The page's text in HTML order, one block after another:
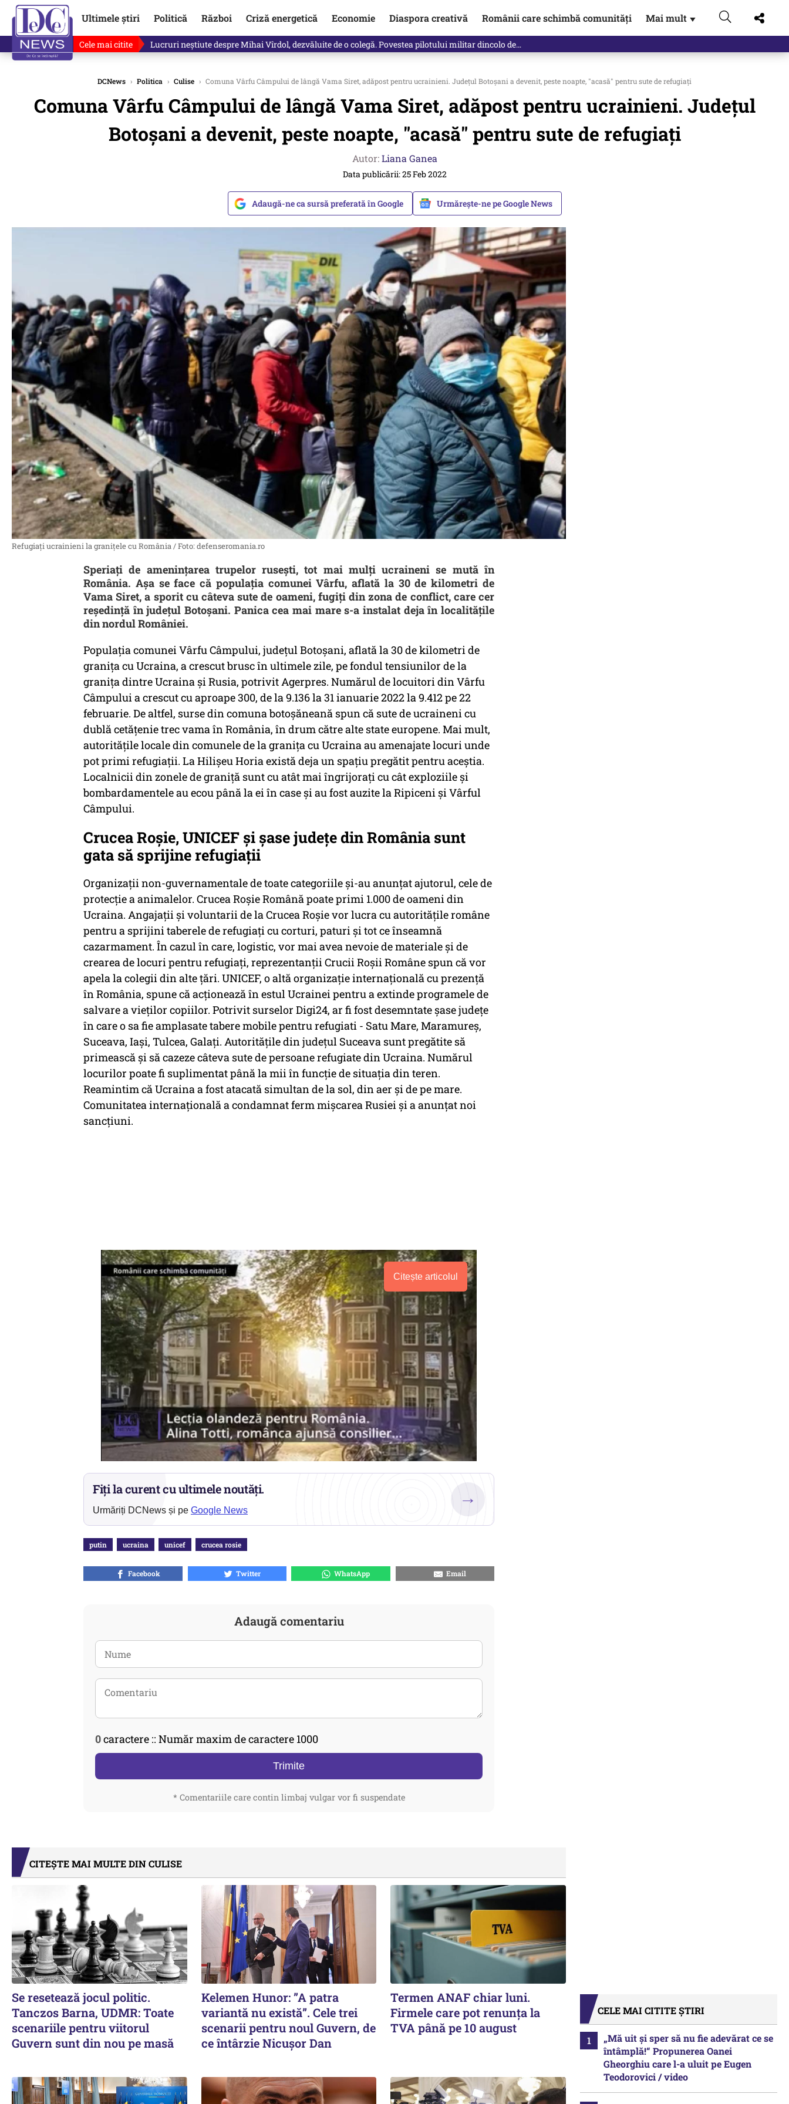
Ultimele știri Politică Război Criză energetică Economie Diaspora creativă Românii care schimbă comunități Mai mult ▼
Cele mai citite „Mă uit și sper să nu fie adevărat ce se întâmplă!“ Propunerea Oanei Gheorghiu care l-a uluit pe Eugen…
DCNews › Politica › Culise › Comuna Vârfu Câmpului de lângă Vama Siret, adăpost pentru ucrainieni. Judeţul Botoşani a devenit, peste noapte, "acasă" pentru sute de refugiaţi
Comuna Vârfu Câmpului de lângă Vama Siret, adăpost pentru ucrainieni. Judeţul
Botoşani a devenit, peste noapte, "acasă" pentru sute de refugiaţi
Autor:Liana Ganea
Data publicării: 25 Feb 2022
Adaugă-ne ca sursă preferată în Google Urmărește-ne pe Google News
Refugiaţi ucrainieni la graniţele cu România / Foto: defenseromania.ro
Speriați de amenințarea trupelor rusești, tot mai mulți ucraineni se mută în
România. Aşa se face că populaţia comunei Vârfu, aflată la 30 de kilometri de
Vama Siret, a sporit cu câteva sute de oameni, fugiţi din zona de conflict, care cer
reşedinţă în judeţul Botoşani. Panica cea mai mare s-a instalat deja în localităţile
din nordul României.
Populația comunei Vârfu Câmpului, județul Botoșani, aflată la 30 de kilometri de
granița cu Ucraina, a crescut brusc în ultimele zile, pe fondul tensiunilor de la
graniţa dintre Ucraina şi Rusia, potrivit Agerpres. Numărul de locuitori din Vârfu
Câmpului a crescut cu aproape 300, de la 9.136 la 31 ianuarie 2022 la 9.412 pe 22
februarie. De altfel, surse din comuna botoşăneană spun că sute de ucraineni cu
dublă cetăţenie trec vama în România, în drum către alte state europene. Mai mult,
autorităţile locale din comunele de la graniţa cu Ucraina au amenajate locuri unde
pot primi refugiaţii. La Hilişeu Horia există deja un spaţiu pregătit pentru aceştia.
Localnicii din zonele de graniţă sunt cu atât mai îngrijoraţi cu cât exploziile şi
bombardamentele au ecou până la ei în case şi au fost auzite la Ripiceni şi Vârful
Câmpului.
Crucea Roşie, UNICEF şi şase judeţe din România sunt
gata să sprijine refugiaţii
Organizații non-guvernamentale de toate categoriile și-au anunțat ajutorul, cele de
protecție a animalelor. Crucea Roșie Română poate primi 1.000 de oameni din
Ucraina. Angajații și voluntarii de la Crucea Roșie vor lucra cu autoritățile române
pentru a sprijini taberele de refugiați cu corturi, paturi și tot ce înseamnă
cazarmament. În cazul în care, logistic, vor mai avea nevoie de materiale și de
crearea de locuri pentru refugiați, reprezentanții Crucii Roșii Române spun că vor
apela la colegii din alte țări. UNICEF, o altă organizație internațională cu prezență
în România, spune că acționează în estul Ucrainei pentru a extinde programele de
salvare a vieților copiilor. Potrivit surselor Digi24, ar fi fost desemntate şase județe
în care o sa fie amplasate tabere mobile pentru refugiati - Satu Mare, Maramureș,
Suceava, Iași, Tulcea, Galați. Autorităţile din judeţul Suceava sunt pregătite să
primească şi să cazeze câteva sute de persoane refugiate din Ucraina. Numărul
locurilor poate fi suplimentat până la mii în funcţie de situaţia din teren.
Reamintim că Ucraina a fost atacată simultan de la sol, din aer și de pe mare.
Comunitatea internațională a condamnat ferm mișcarea Rusiei și a anunțat noi
sancțiuni.
Citește articolul
Fiți la curent cu ultimele noutăți.
Urmăriți DCNews și pe Google News
→
putin ucraina unicef crucea rosie
Facebook Twitter WhatsApp Email
Adaugă comentariu
0caractere :: Număr maxim de caractere 1000
Trimite
* Comentariile care contin limbaj vulgar vor fi suspendate
CITEȘTE MAI MULTE DIN CULISE
Se resetează jocul politic.
Tanczos Barna, UDMR: Toate
scenariile pentru viitorul
Guvern sunt din nou pe masă
Kelemen Hunor: ”A patra
variantă nu există”. Cele trei
scenarii pentru noul Guvern, de
ce întârzie Nicușor Dan
Termen ANAF chiar luni.
Firmele care pot renunța la
TVA până pe 10 august
CELE MAI CITITE ȘTIRI
„Mă uit și sper să nu fie adevărat ce se
întâmplă!“ Propunerea Oanei
Gheorghiu care l-a uluit pe Eugen
Teodorovici / video